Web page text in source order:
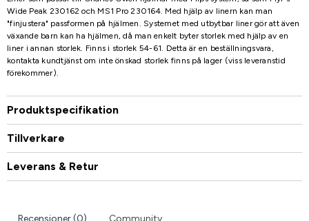
Wide Peak 230162 och MS1 Pro 230164. Med hjälp av linern kan man
"finjustera" passformen på hjälmen. Systemet med utbytbar liner gör att även
växande barn kan ha hjälmen, då man enkelt byter storlek med hjälp av en
liner i annan storlek. Finns i storlek 54-61. Detta är en beställningsvara,
kontakta kundtjänst om inte önskad storlek finns på lager (viss leveranstid
förekommer).
Produktspecifikation
Tillverkare
Leverans & Retur
Recensioner (0) Community